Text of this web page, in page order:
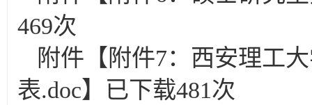
469次
附件【 附件7：西安理工
表.doc】已下载481次